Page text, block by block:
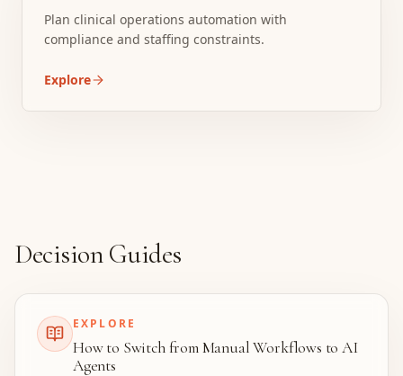
Plan clinical operations automation with
compliance and staffing constraints.
Explore
Decision Guides
EXPLORE
How to Switch from Manual Workflows to AI
Agents